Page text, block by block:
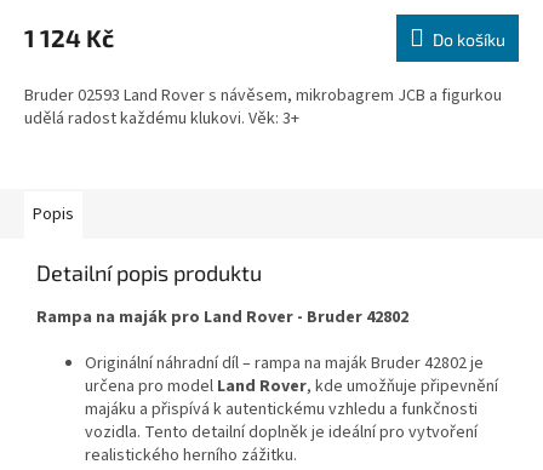
1 124 Kč Do košíku
Bruder 02593 Land Rover s návěsem, mikrobagrem JCB a figurkou
udělá radost každému klukovi. Věk: 3+
Popis
Detailní popis produktu
Rampa na maják pro Land Rover - Bruder 42802
Originální náhradní díl – rampa na maják Bruder 42802 je
určena pro model Land Rover, kde umožňuje připevnění
majáku a přispívá k autentickému vzhledu a funkčnosti
vozidla. Tento detailní doplněk je ideální pro vytvoření
realistického herního zážitku.